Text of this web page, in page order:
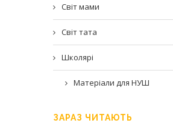
Світ мами
Світ тата
Школярі
Матеріали для НУШ
ЗАРАЗ ЧИТАЮТЬ